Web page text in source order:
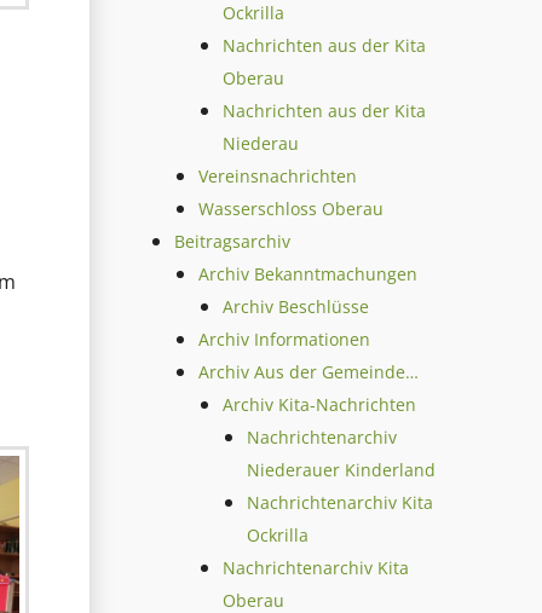
Ockrilla
Nachrichten aus der Kita
Oberau
Nachrichten aus der Kita
Niederau
Vereinsnachrichten
Wasserschloss Oberau
Beitragsarchiv
Archiv Bekanntmachungen
Archiv Beschlüsse
Archiv Informationen
Archiv Aus der Gemeinde…
Archiv Kita-Nachrichten
Nachrichtenarchiv
Niederauer Kinderland
Nachrichtenarchiv Kita
Ockrilla
Nachrichtenarchiv Kita
Oberau